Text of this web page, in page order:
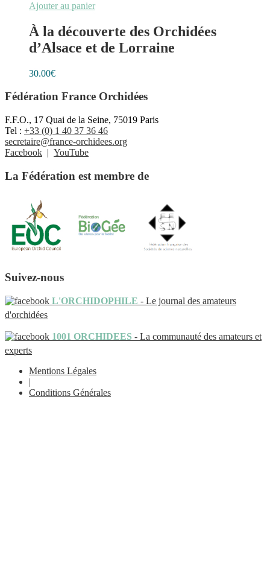
Ajouter au panier
À la découverte des Orchidées
d’Alsace et de Lorraine
30.00€
Fédération France Orchidées
F.F.O., 17 Quai de la Seine, 75019 Paris
Tel : +33 (0) 1 40 37 36 46
secretaire@france-orchidees.org
Facebook | YouTube
La Fédération est membre de
Suivez-nous
L'ORCHIDOPHILE - Le journal des amateurs
d'orchidées
1001 ORCHIDEES - La communauté des amateurs et
experts
Mentions Légales
|
Conditions Générales